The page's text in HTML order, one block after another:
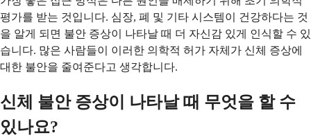
평가를 받는 것입니다. 심장, 폐 및 기타 시스템이 건강하다는 것
을 알게 되면 불안 증상이 나타날 때 더 자신감 있게 인식할 수 있
습니다. 많은 사람들이 이러한 의학적 허가 자체가 신체 증상에
대한 불안을 줄여준다고 생각합니다.
신체 불안 증상이 나타날 때 무엇을 할 수
있나요?